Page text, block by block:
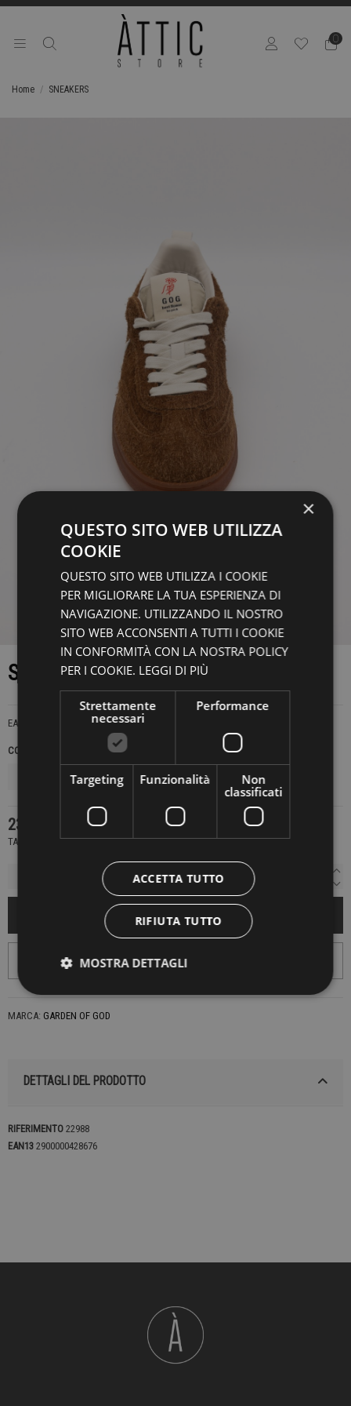
0
Home SNEAKERS
SNEAKERS
EARTH HAIRY SUEDE
COLORE MISURA
239,00 €
TASSE INCLUSE
AGGIUNGI AL CARRELLO
MARCA: GARDEN OF GOD
DETTAGLI DEL PRODOTTO
RIFERIMENTO 22988
EAN13 2900000428676
×
QUESTO SITO WEB UTILIZZA
COOKIE
QUESTO SITO WEB UTILIZZA I COOKIE
PER MIGLIORARE LA TUA ESPERIENZA DI
NAVIGAZIONE. UTILIZZANDO IL NOSTRO
SITO WEB ACCONSENTI A TUTTI I COOKIE
IN CONFORMITÀ CON LA NOSTRA POLICY
PER I COOKIE. LEGGI DI PIÙ
Strettamente
necessari
Performance
Targeting Funzionalità
Non
classificati
ACCETTA TUTTO
RIFIUTA TUTTO
MOSTRA DETTAGLI